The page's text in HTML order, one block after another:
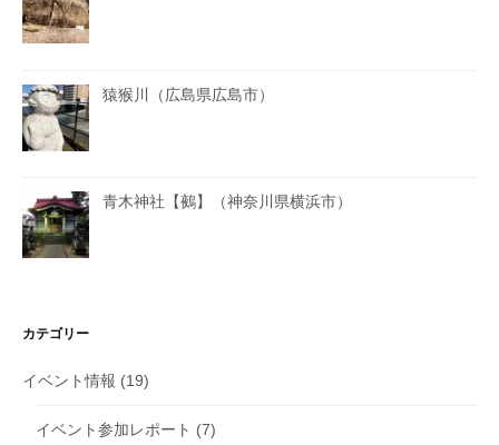
猿猴川（広島県広島市）
青木神社【鵺】（神奈川県横浜市）
カテゴリー
イベント情報 (19)
イベント参加レポート (7)